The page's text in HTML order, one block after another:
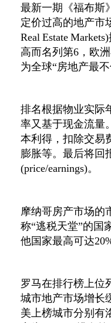
日
期
最新一期《福布斯
定价过高的地产市
Real Estate Markets)
高而名列第6 ，欧
为全球“房地产最不
排名根据物业实际
率又基于现金流量
本利得，扣除交易
膨胀等。最后将回
(price/earnings)。
摩纳哥房产市场的
称“逃税天堂”的国
他国家最高可达
罗马在排行榜上位
城市地产市场增长
美上榜城市分别有